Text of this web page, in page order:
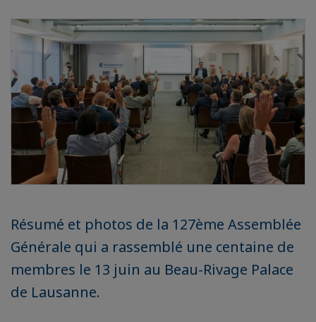
Résumé et photos de la 127ème Assemblée
Générale qui a rassemblé une centaine de
membres le 13 juin au Beau-Rivage Palace
de Lausanne.